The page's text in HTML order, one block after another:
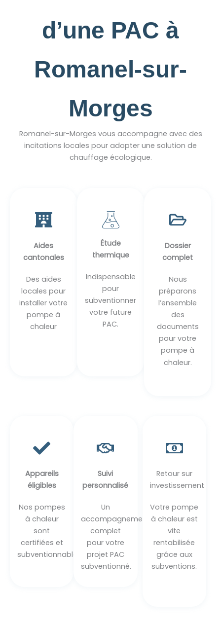
d’une PAC à
Romanel-sur-
Morges
Romanel-sur-Morges vous accompagne avec des
incitations locales pour adopter une solution de
chauffage écologique.
Aides
cantonales
Des aides
locales pour
installer votre
pompe à
chaleur
Étude
thermique
Indispensable
pour
subventionner
votre future
PAC.
Dossier
complet
Nous
préparons
l’ensemble
des
documents
pour votre
pompe à
chaleur.
Appareils
éligibles
Nos pompes
à chaleur
sont
certifiées et
subventionnables.
Suivi
personnalisé
Un
accompagnement
complet
pour votre
projet PAC
subventionné.
Retour sur
investissement
Votre pompe
à chaleur est
vite
rentabilisée
grâce aux
subventions.